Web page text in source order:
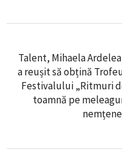
Talent, Mihaela
a reușit să obțină
Festivalului „Ritmuri
toamnă pe